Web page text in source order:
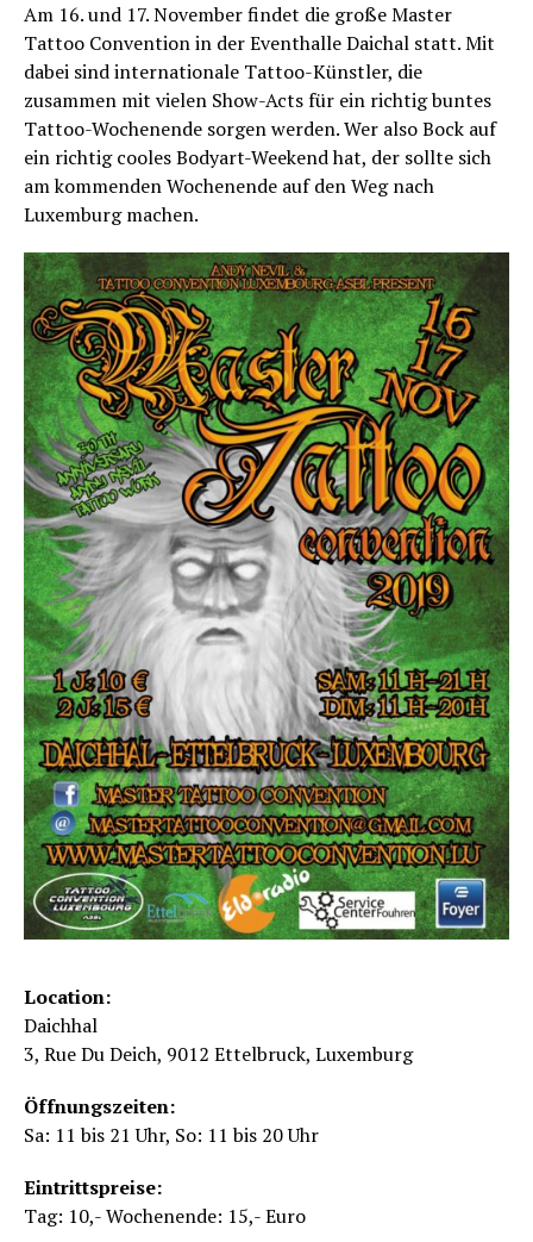
Am 16. und 17. November findet die große Master
Tattoo Convention in der Eventhalle Daichal statt. Mit
dabei sind internationale Tattoo-Künstler, die
zusammen mit vielen Show-Acts für ein richtig buntes
Tattoo-Wochenende sorgen werden. Wer also Bock auf
ein richtig cooles Bodyart-Weekend hat, der sollte sich
am kommenden Wochenende auf den Weg nach
Luxemburg machen.
Location:
Daichhal
3, Rue Du Deich, 9012 Ettelbruck, Luxemburg
Öffnungszeiten:
Sa: 11 bis 21 Uhr, So: 11 bis 20 Uhr
Eintrittspreise:
Tag: 10,- Wochenende: 15,- Euro